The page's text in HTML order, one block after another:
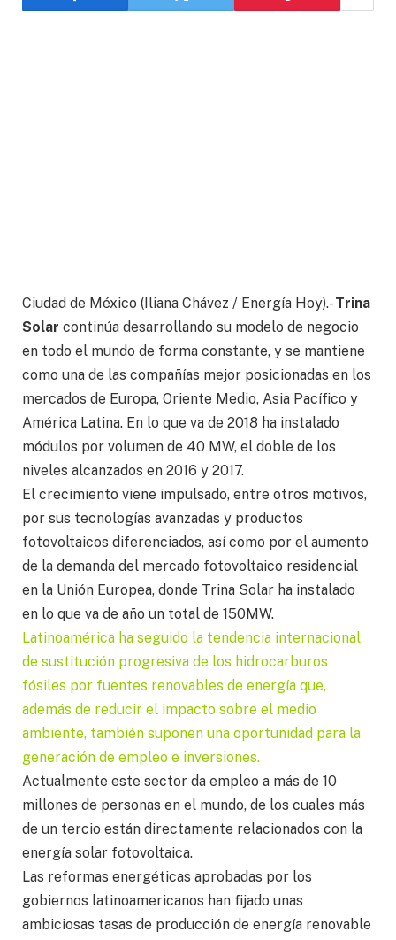
Ciudad de México (Iliana Chávez / Energía Hoy).-Trina
Solar continúa desarrollando su modelo de negocio
en todo el mundo de forma constante, y se mantiene
como una de las compañías mejor posicionadas en los
mercados de Europa, Oriente Medio, Asia Pacífico y
América Latina. En lo que va de 2018 ha instalado
módulos por volumen de 40 MW, el doble de los
niveles alcanzados en 2016 y 2017.
El crecimiento viene impulsado, entre otros motivos,
por sus tecnologías avanzadas y productos
fotovoltaicos diferenciados, así como por el aumento
de la demanda del mercado fotovoltaico residencial
en la Unión Europea, donde Trina Solar ha instalado
en lo que va de año un total de 150MW.
Latinoamérica ha seguido la tendencia internacional
de sustitución progresiva de los hidrocarburos
fósiles por fuentes renovables de energía que,
además de reducir el impacto sobre el medio
ambiente, también suponen una oportunidad para la
generación de empleo e inversiones.
Actualmente este sector da empleo a más de 10
millones de personas en el mundo, de los cuales más
de un tercio están directamente relacionados con la
energía solar fotovoltaica.
Las reformas energéticas aprobadas por los
gobiernos latinoamericanos han fijado unas
ambiciosas tasas de producción de energía renovable